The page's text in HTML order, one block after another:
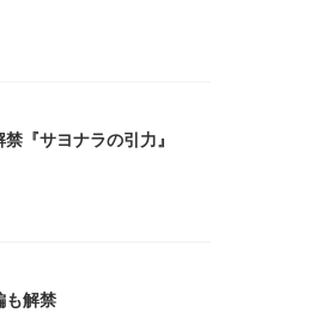
『サヨナラの引力』
も解禁